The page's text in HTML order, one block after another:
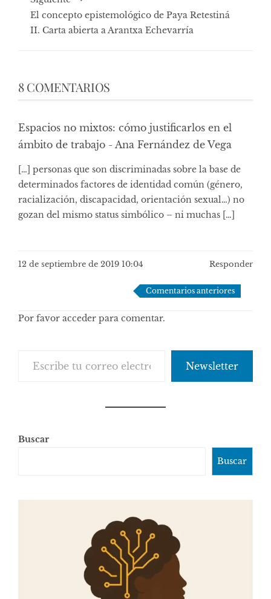
El concepto epistemológico de Paya Retestiná
II. Carta abierta a Arantxa Echevarría
8 COMENTARIOS
Espacios no mixtos: cómo justificarlos en el
ámbito de trabajo - Ana Fernández de Vega
[…] personas que son discriminadas sobre la base de
determinados factores de identidad común (género,
racialización, discapacidad, orientación sexual…) no
gozan del mismo status simbólico – ni muchas […]
12 de septiembre de 2019 10:04 Responder
comentarios
Comentarios anteriores
Por favor acceder para comentar.
Newsletter
Buscar
Buscar